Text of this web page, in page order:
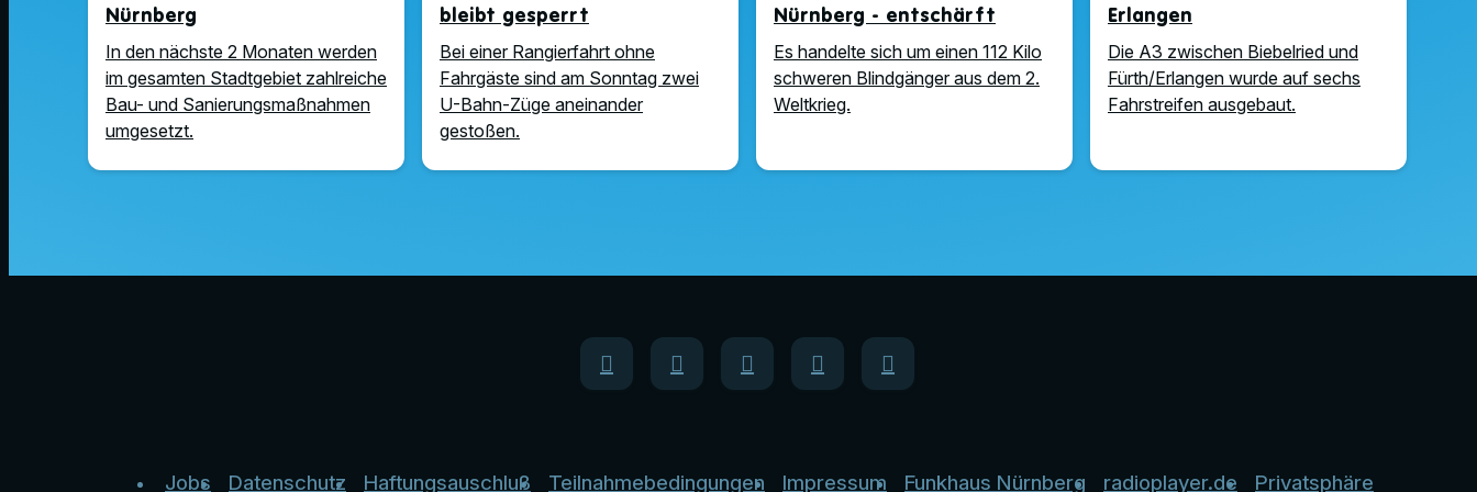
Nürnberg
In den nächste 2 Monaten werden
im gesamten Stadtgebiet zahlreiche
Bau- und Sanierungsmaßnahmen
umgesetzt.
bleibt gesperrt
Bei einer Rangierfahrt ohne
Fahrgäste sind am Sonntag zwei
U-Bahn-Züge aneinander
gestoßen.
Nürnberg - entschärft
Es handelte sich um einen 112 Kilo
schweren Blindgänger aus dem 2.
Weltkrieg.
Erlangen
Die A3 zwischen Biebelried und
Fürth/Erlangen wurde auf sechs
Fahrstreifen ausgebaut.
Jobs Datenschutz Haftungsauschluß Teilnahmebedingungen Impressum Funkhaus Nürnberg radioplayer.de Privatsphäre